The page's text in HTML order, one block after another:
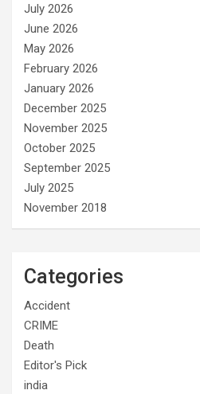
July 2026
June 2026
May 2026
February 2026
January 2026
December 2025
November 2025
October 2025
September 2025
July 2025
November 2018
Categories
Accident
CRIME
Death
Editor's Pick
india